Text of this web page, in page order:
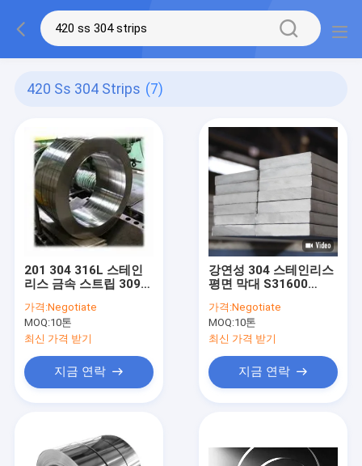
420 Ss 304 Strips (7)
201 304 316L 스테인
리스 금속 스트립 309S
가격:Negotiate
MOQ:10톤
최신 가격 받기
지금 연락
강연성 304 스테인리스
평면 막대 S31600
가격:Negotiate
MOQ:10톤
최신 가격 받기
지금 연락